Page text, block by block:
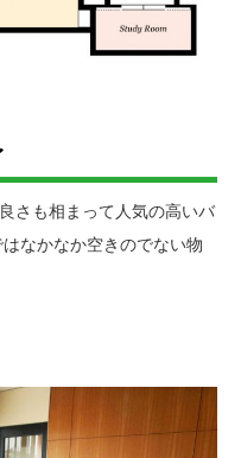
さも相まって人気の高いバ
なかなか空きのでない物